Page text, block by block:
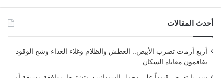
أحدث المقالات
أربع أزمات تضرب الأبيض.. العطش والظلام وغلاء الغذاء وشح الوقود
يفاقمون معاناة السكان